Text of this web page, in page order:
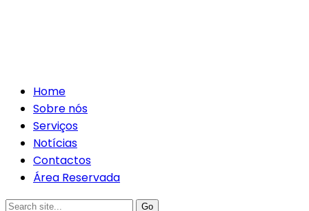
Home
Sobre nós
Serviços
Notícias
Contactos
Área Reservada